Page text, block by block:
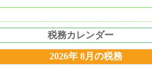
税務カレンダー
2026年 8月の税務